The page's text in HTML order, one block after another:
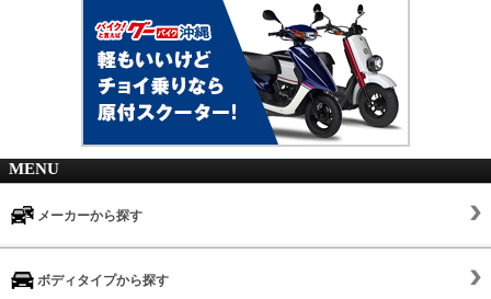
MENU
メーカーから探す
ボディタイプから探す